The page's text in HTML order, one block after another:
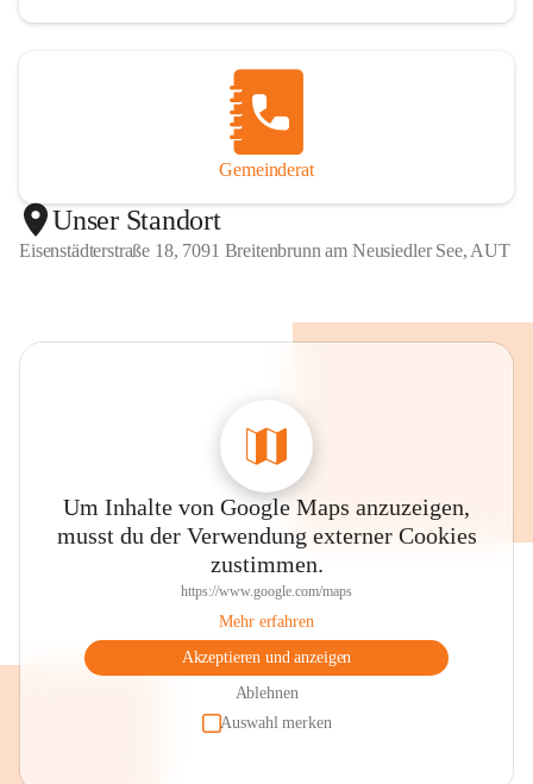
Gemeinderat
Unser Standort
Eisenstädterstraße 18, 7091 Breitenbrunn am Neusiedler See, AUT
Um Inhalte von Google Maps anzuzeigen,
musst du der Verwendung externer Cookies
zustimmen.
https://www.google.com/maps
Mehr erfahren
Akzeptieren und anzeigen
Ablehnen
Auswahl merken